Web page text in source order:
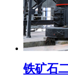
铁矿石